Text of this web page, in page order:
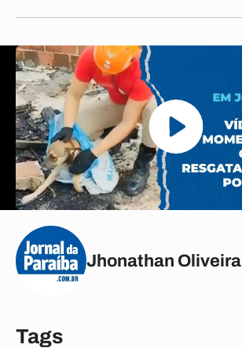
Jhonathan Oliveira
Tags